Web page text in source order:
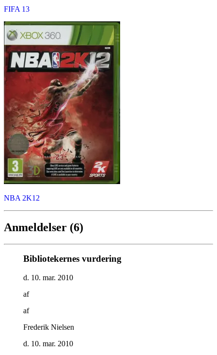
FIFA 13
NBA 2K12
Anmeldelser (6)
Bibliotekernes vurdering
d. 10. mar. 2010
af
af
Frederik Nielsen
d. 10. mar. 2010